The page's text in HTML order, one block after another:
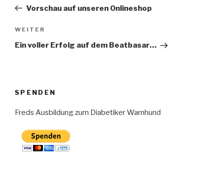
Beitrag
Vorschau auf unseren Onlineshop
Nächster
Beitrag
WEITER
Ein voller Erfolg auf dem Beatbasar…
SPENDEN
Freds Ausbildung zum Diabetiker Warnhund